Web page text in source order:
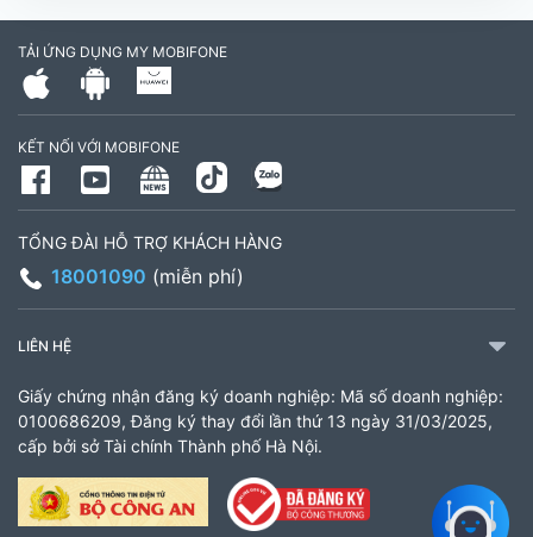
795497999
Giờ làm việc: Thứ 2 đến Thứ 6: Sáng 07:30 -
11:00 Chiều 13:30 đến 17:30 Thứ 7: Sáng 08:00
- 11:30 chiều 13:00 đến 17:00
CH 21B Ba La (CH 16 Ba La)
903460846
Giờ làm việc: 8:00 - 18:00
CH 61 Minh Khai
TẢI ỨNG DỤNG MY MOBIFONE
KẾT NỐI VỚI MOBIFONE
TỔNG ĐÀI HỖ TRỢ KHÁCH HÀNG
18001090 (miễn phí)
LIÊN HỆ
Giấy chứng nhận đăng ký doanh nghiệp: Mã số doanh nghiệp:
0100686209, Đăng ký thay đổi lần thứ 13 ngày 31/03/2025,
cấp bởi sở Tài chính Thành phố Hà Nội.